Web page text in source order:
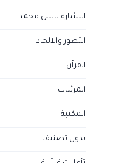
البشارة بالنبي محمد
التطور والالحاد
القرآن
المرئيات
المكتبة
بدون تصنيف